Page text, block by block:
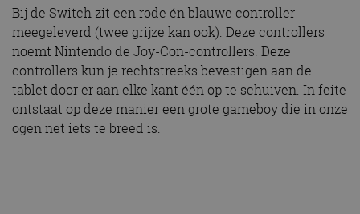
Bij de Switch zit een rode én blauwe controller
meegeleverd (twee grijze kan ook). Deze controllers
noemt Nintendo de Joy-Con-controllers. Deze
controllers kun je rechtstreeks bevestigen aan de
tablet door er aan elke kant één op te schuiven. In feite
ontstaat op deze manier een grote gameboy die in onze
ogen net iets te breed is.